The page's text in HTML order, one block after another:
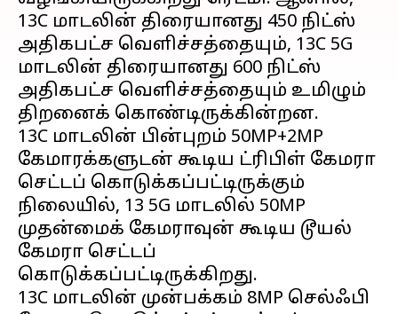
13C மாடலின் திரையானது 450 நிட்ஸ்
அதிகபட்ச வெளிச்சத்தையும், 13C 5G
மாடலின் திரையானது 600 நிட்ஸ்
அதிகபட்ச வெளிச்சத்தையும் உமிழும்
திறனைக் கொண்டிருக்கின்றன.
13C மாடலின் பின்புறம் 50MP+2MP
கேமாரக்களுடன் கூடிய ட்ரிபிள் கேமரா
செட்டப் கொடுக்கப்பட்டிருக்கும்
நிலையில், 13 5G மாடலில் 50MP
முதன்மைக் கேமராவுன் கூடிய டூயல்
கேமரா செட்டப்
கொடுக்கப்பட்டிருக்கிறது.
13C மாடலின் முன்பக்கம் 8MP செல்ஃபி